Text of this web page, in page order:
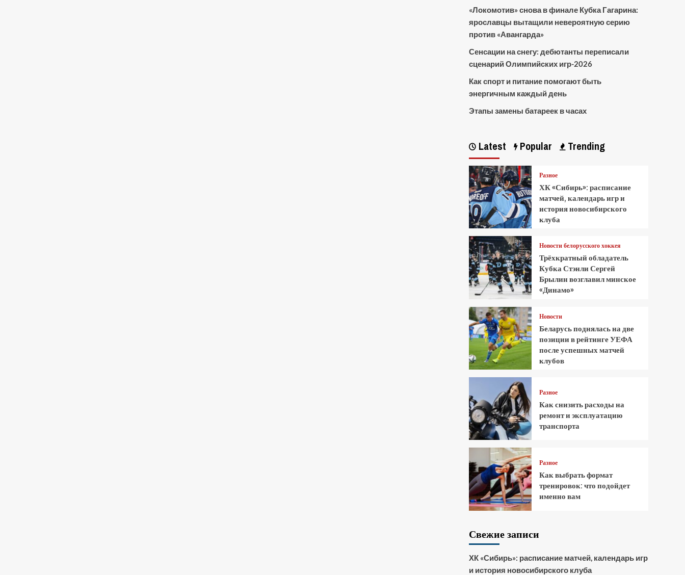
«Локомотив» снова в финале Кубка Гагарина:
ярославцы вытащили невероятную серию
против «Авангарда»
Сенсации на снегу: дебютанты переписали
сценарий Олимпийских игр-2026
Как спорт и питание помогают быть
энергичным каждый день
Этапы замены батареек в часах
Latest Popular Trending
Разное
ХК «Сибирь»: расписание
матчей, календарь игр и
история новосибирского
клуба
Новости белорусского хоккея
Трёхкратный обладатель
Кубка Стэнли Сергей
Брылин возглавил минское
«Динамо»
Новости
Беларусь поднялась на две
позиции в рейтинге УЕФА
после успешных матчей
клубов
Разное
Как снизить расходы на
ремонт и эксплуатацию
транспорта
Разное
Как выбрать формат
тренировок: что подойдет
именно вам
Свежие записи
ХК «Сибирь»: расписание матчей, календарь игр
и история новосибирского клуба